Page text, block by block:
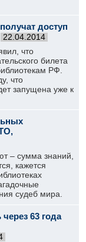
доступ
22.04.2014
что
билета
РФ.
что
запущена уже к
– сумма знаний,
кажется
судеб мира.
63 года